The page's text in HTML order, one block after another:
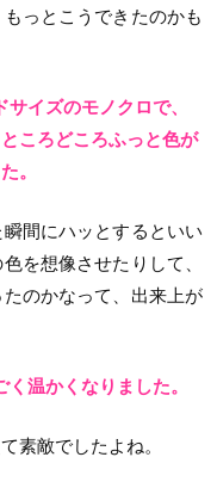
っとこうできたのかも
イズのモノクロで、
ころどころふっと色が
。
間にハッとするといい
を想像させたりして、
のかなって、出来上が
温かくなりました。
素敵でしたよね。